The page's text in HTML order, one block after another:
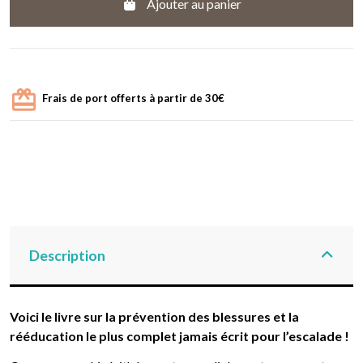
Ajouter au panier
Frais de port offerts à partir de 30€
Description
Voici le livre sur la prévention des blessures et la
rééducation le plus complet jamais écrit pour l’escalade !